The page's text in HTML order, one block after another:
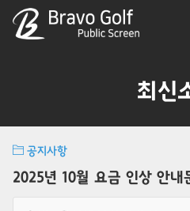
최신
공지사항
2025년 10월 요금 인상 안내